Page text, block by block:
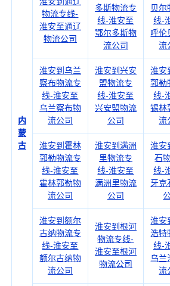
内
蒙
古
物流专线-
淮安至通辽
物流公司
多斯物流专
线-淮安至
鄂尔多斯物
流公司
贝尔
线-
呼伦
流
淮安到乌兰
察布物流专
线-淮安至
乌兰察布物
流公司
淮安到兴安
盟物流专
线-淮安至
兴安盟物流
公司
淮安
郭勒
线-
锡林
流
淮安到霍林
郭勒物流专
线-淮安至
霍林郭勒物
流公司
淮安到满洲
里物流专
线-淮安至
满洲里物流
公司
淮安
石
线-
牙克
淮安到额尔
古纳物流专
线-淮安至
额尔古纳物
流公司
淮安到根河
物流专线-
淮安至根河
物流公司
淮安
浩特
线-
乌兰
流